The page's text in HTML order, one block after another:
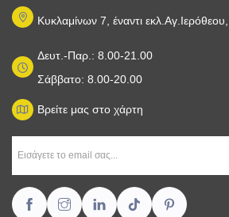
Κυκλαμίνων 7, έναντι
Δευτ.-Παρ.: 8.00-21.00
Σάββατο: 8.00-20.00
Βρείτε μας στο χάρτη